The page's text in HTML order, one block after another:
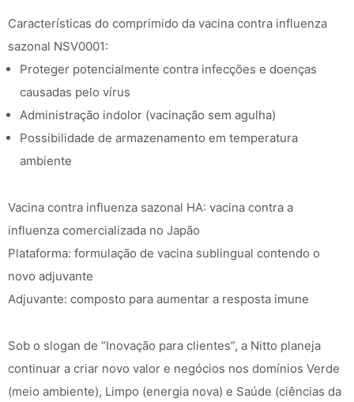
Características do comprimido da vacina contra influenza
sazonal NSV0001:
Proteger potencialmente contra infecções e doenças
causadas pelo vírus
Administração indolor (vacinação sem agulha)
Possibilidade de armazenamento em temperatura
ambiente
Vacina contra influenza sazonal HA: vacina contra a
influenza comercializada no Japão
Plataforma: formulação de vacina sublingual contendo o
novo adjuvante
Adjuvante: composto para aumentar a resposta imune
Sob o slogan de “Inovação para clientes”, a Nitto planeja
continuar a criar novo valor e negócios nos domínios Verde
(meio ambiente), Limpo (energia nova) e Saúde (ciências da